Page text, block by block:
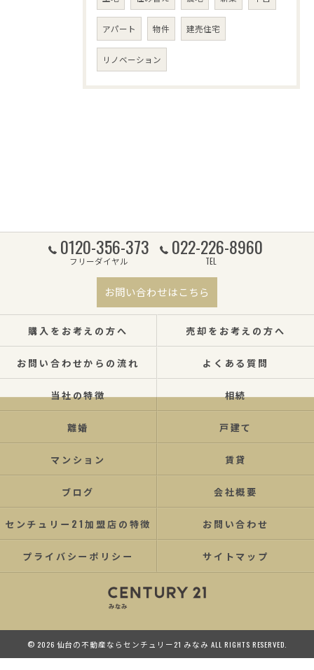
アパート 物件 建売住宅
リノベーション
0120-356-373
フリーダイヤル
022-226-8960
TEL
お問い合わせはこちら
購入をお考えの方へ 売却をお考えの方へ
お問い合わせからの流れ よくある質問
当社の特徴 相続
離婚 戸建て
マンション 賃貸
ブログ 会社概要
センチュリー21加盟店の特徴 お問い合わせ
プライバシーポリシー サイトマップ
© 2026 仙台の不動産ならセンチュリー21 みなみ ALL RIGHTS RESERVED.